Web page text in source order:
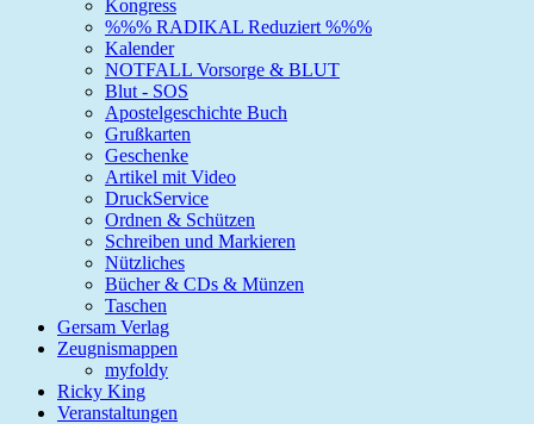
Kongress
%%% RADIKAL Reduziert %%%
Kalender
NOTFALL Vorsorge & BLUT
Blut - SOS
Apostelgeschichte Buch
Grußkarten
Geschenke
Artikel mit Video
DruckService
Ordnen & Schützen
Schreiben und Markieren
Nützliches
Bücher & CDs & Münzen
Taschen
Gersam Verlag
Zeugnismappen
myfoldy
Ricky King
Veranstaltungen